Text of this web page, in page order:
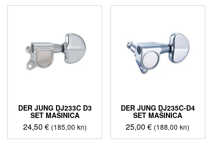
DER JUNG DJ233C D3
SET MAŠINICA
24,50 € (185,00 kn)
DER JUNG DJ235C-D4
SET MAŠINICA
25,00€ (188,00 kn)